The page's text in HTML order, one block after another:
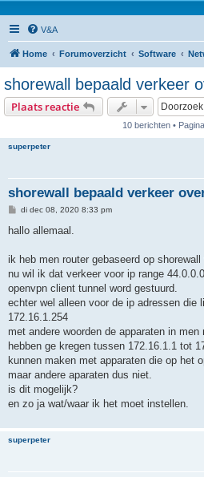
V&A
Home Forumoverzicht Software
shorewall bepaald verkeer
Plaats reactie
10 berichten • Pagina
superpeter
shorewall bepaald verkeer
B
r
h
di dec 08, 2020 8:33 pm
hallo allemaal.
ik heb men router gebaseerd op shorewall
nu wil ik dat verkeer voor ip range
openvpn client tunnel word gestuurd.
echter wel alleen voor de ip adressen die
172.16.1.254
met andere woorden de apparaten in
hebben ge kregen tussen 172.16.1.1 tot
kunnen maken met apparaten die op het
maar andere aparaten dus niet.
is dit mogelijk?
en zo ja wat/waar ik het moet instellen.
superpeter